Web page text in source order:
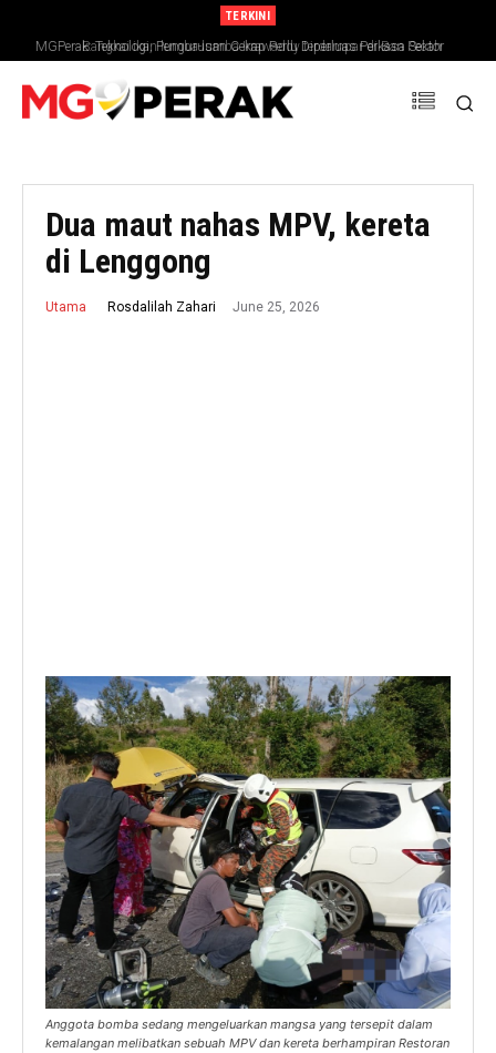
TERKINI
MGPerak: Teknologi, Pengurusan Cekap Perlu Diperluas Perkasa Sektor
Pertanian
Bangkai ikan lumba-lumba Irrawaddy terdampar di Ban Pecah
Dua maut nahas MPV, kereta
di Lenggong
Utama Rosdalilah Zahari June 25, 2026
Anggota bomba sedang mengeluarkan mangsa yang tersepit dalam
kemalangan melibatkan sebuah MPV dan kereta berhampiran Restoran